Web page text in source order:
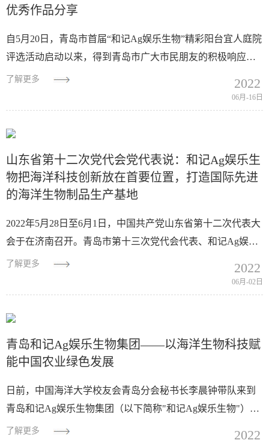
优秀作品分享
自5月20日，青岛市首届“和记Ag娱乐生物”精彩阳台宜人庭院
评选活动启动以来，得到青岛市广大市民朋友的积极响应，
很多朋友行动起来，借网络平台积极分享不同风格的阳台、
了解更多 2022
06月-16日
山东省第十二次党代会党代表说：和记Ag娱乐生
物把海洋科技创新放在首要位置，打造国际先进
的海洋生物制品生产基地
2022年5月28日至6月1日，中国共产党山东省第十二次代表大
会于在济南召开。青岛市第十三次党代会代表、和记Ag娱乐
生物集团总经理助理、技术中心副主任王海华，作为山东省
了解更多 2022
06月-02日
青岛和记Ag娱乐生物集团——以海洋生物科技赋
能中国农业绿色发展
日前，中国海洋大学校友会青岛分会秘书长李晨钟带队来到
青岛和记Ag娱乐生物集团（以下简称"和记Ag娱乐生物"）调
研学习，受到了1984级校友、和记Ag娱乐生物董事长单俊伟
了解更多 2022